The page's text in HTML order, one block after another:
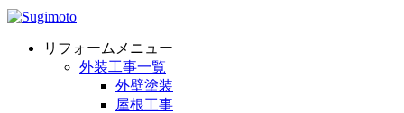
リフォームメニュー
外装工事一覧
外壁塗装
屋根工事